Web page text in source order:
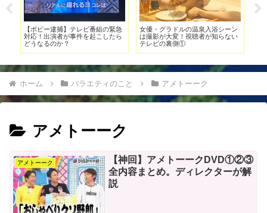
【ボビー逮捕】テレビ番組の緊急
対応！出演者が事件を起こしたら
どうなるのか？
女優・グラドルの温泉入浴シーン
は撮影が大変！視聴者が知らない
テレビの裏側①
ホーム バラエティのこと アメトーーク
アメトーーク
アメトーーク
【神回】アメトーークDVD①②③
全内容まとめ。ディレクターが解
説